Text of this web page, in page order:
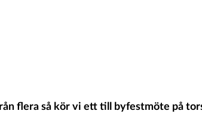
flera så kör vi ett till byfestmöte på